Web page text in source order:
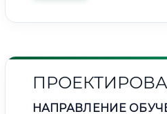
НАПРАВЛЕНИЕ